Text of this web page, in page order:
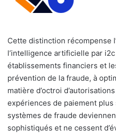
Cette distinction récompense
l’intelligence artificielle par
établissements financiers et
prévention de la fraude, à
matière d’octroi
expériences de paiement plus
systèmes de fraude
sophistiqués et ne cessent